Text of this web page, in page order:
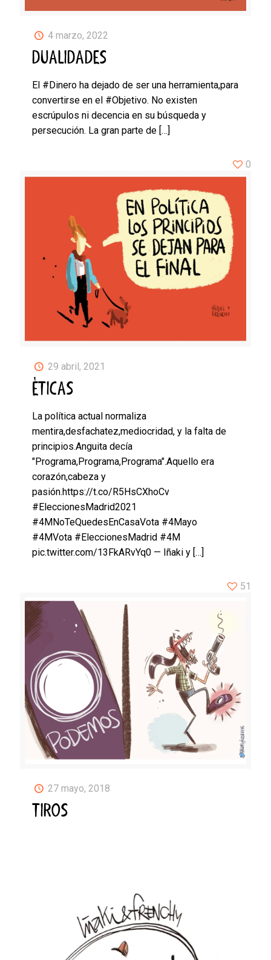
4 marzo, 2022
DUALIDADES
El #Dinero ha dejado de ser una herramienta,para
convertirse en el #Objetivo. No existen
escrúpulos ni decencia en su búsqueda y
persecución. La gran parte de […]
29 abril, 2021
ÉTICAS
La política actual normaliza
mentira,desfachatez,mediocridad, y la falta de
principios.Anguita decía
"Programa,Programa,Programa".Aquello era
corazón,cabeza y
pasión.https://t.co/R5HsCXhoCv
#EleccionesMadrid2021
#4MNoTeQuedesEnCasaVota #4Mayo
#4MVota #EleccionesMadrid #4M
pic.twitter.com/13FkARvYq0 — Iñaki y […]
0
27 mayo, 2018
TIROS
51